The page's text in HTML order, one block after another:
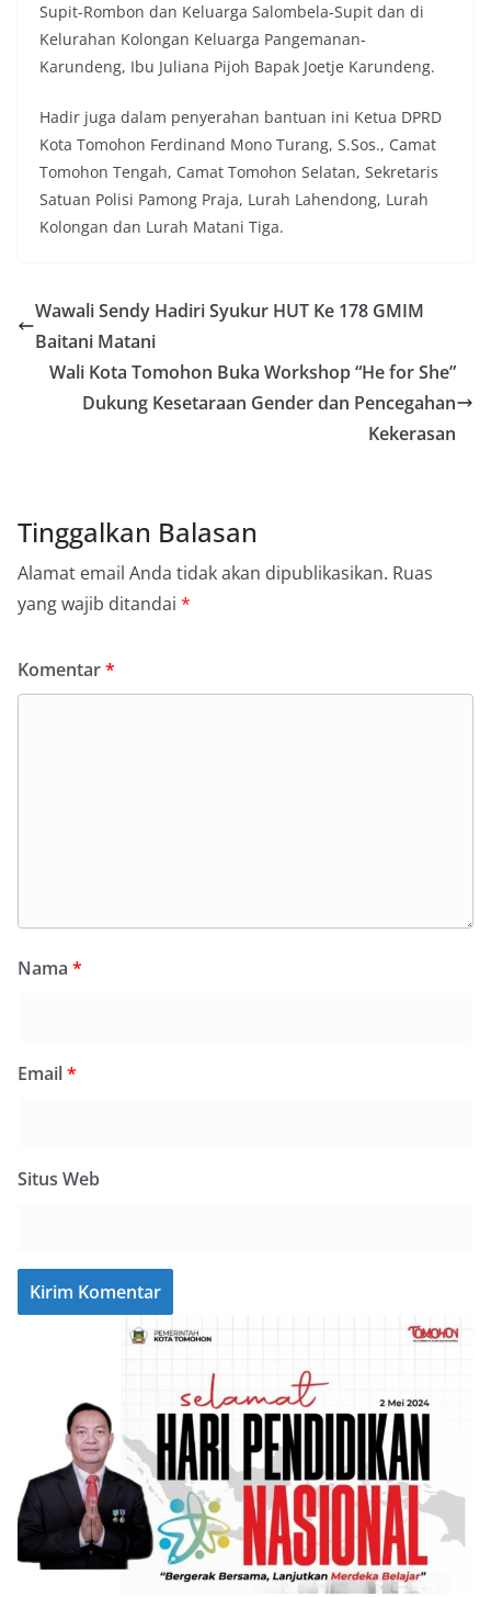
Supit-Rombon dan Keluarga Salombela-Supit dan di
Kelurahan Kolongan Keluarga Pangemanan-
Karundeng, Ibu Juliana Pijoh Bapak Joetje Karundeng.
Hadir juga dalam penyerahan bantuan ini Ketua DPRD
Kota Tomohon Ferdinand Mono Turang, S.Sos., Camat
Tomohon Tengah, Camat Tomohon Selatan, Sekretaris
Satuan Polisi Pamong Praja, Lurah Lahendong, Lurah
Kolongan dan Lurah Matani Tiga.
Wawali Sendy Hadiri Syukur HUT Ke 178 GMIM
Baitani Matani
Wali Kota Tomohon Buka Workshop “He for She”
Dukung Kesetaraan Gender dan Pencegahan
Kekerasan
Tinggalkan Balasan
Alamat email Anda tidak akan dipublikasikan. Ruas
yang wajib ditandai *
Komentar*
Nama *
Email*
Situs Web